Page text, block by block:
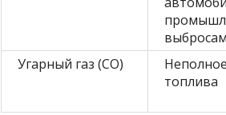
Угарный газ (CO)
топлива